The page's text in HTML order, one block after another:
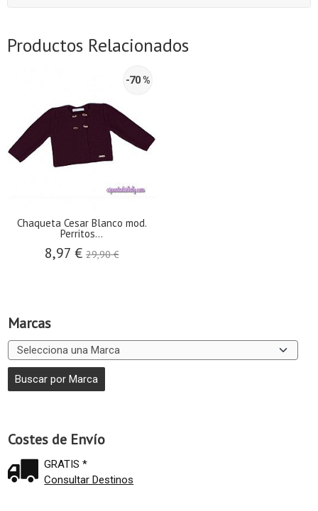
Marcas
Costes de Envío
GRATIS *
Consultar Destinos
Productos Relacionados
-70 %
Chaqueta Cesar Blanco mod.
Perritos...
8,97 € 29,90 €